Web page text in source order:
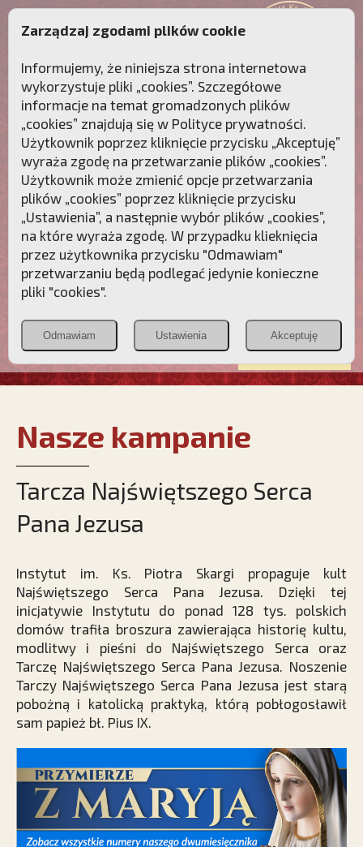
Przebudźmy sumienia Polaków!
Polonia
Christiana
PCh24.pl
Przymierze
POZNAJ APOSTOLAT FATIMY WESPRZYJ
NAS
Nasze kampanie
Tarcza Najświętszego Serca
Pana Jezusa
Instytut im. Ks. Piotra Skargi propaguje kult
Najświętszego Serca Pana Jezusa. Dzięki tej
inicjatywie Instytutu do ponad 128 tys. polskich
domów trafiła broszura zawierająca historię kultu,
modlitwy i pieśni do Najświętszego Serca oraz
Tarczę Najświętszego Serca Pana Jezusa. Noszenie
Tarczy Najświętszego Serca Pana Jezusa jest starą
pobożną i katolicką praktyką, którą pobłogosławił
sam papież bł. Pius IX.
Zarządzaj zgodami plików cookie
Informujemy, że niniejsza strona internetowa
wykorzystuje pliki „cookies”. Szczegółowe
informacje na temat gromadzonych plików
„cookies” znajdują się w Polityce prywatności.
Użytkownik poprzez kliknięcie przycisku „Akceptuję”
wyraża zgodę na przetwarzanie plików „cookies”.
Użytkownik może zmienić opcje przetwarzania
plików „cookies” poprzez kliknięcie przycisku
„Ustawienia”, a następnie wybór plików „cookies”,
na które wyraża zgodę. W przypadku klieknięcia
przez użytkownika przycisku "Odmawiam"
przetwarzaniu będą podlegać jedynie konieczne
pliki "cookies".
Odmawiam Ustawienia Akceptuję